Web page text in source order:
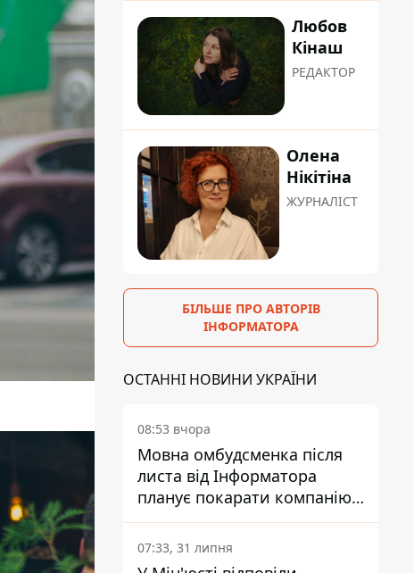
Любов
Кінаш
РЕДАКТОР
Олена
Нікітіна
ЖУРНАЛІСТ
БІЛЬШЕ ПРО АВТОРІВ
ІНФОРМАТОРА
ОСТАННІ НОВИНИ УКРАЇНИ
08:53 вчора
Мовна омбудсменка після
листа від Інформатора
планує покарати компанію-
підрядника ПриватБанку
07:33, 31 липня